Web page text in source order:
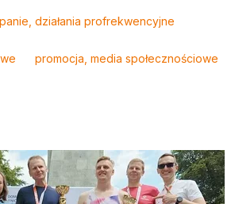
działania profrekwencyjne
promocja, media społecznościowe